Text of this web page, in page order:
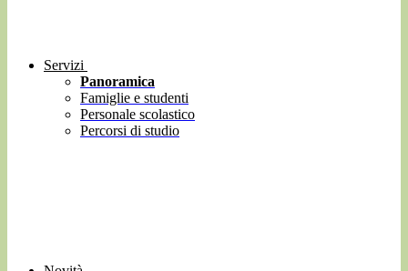
Servizi
Panoramica
Famiglie e studenti
Personale scolastico
Percorsi di studio